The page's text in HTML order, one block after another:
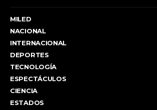
MILED
NACIONAL
INTERNACIONAL
DEPORTES
TECNOLOGÍA
ESPECTÁCULOS
CIENCIA
ESTADOS